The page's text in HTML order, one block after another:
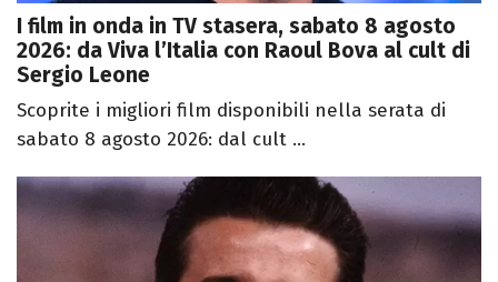
I film in onda in TV stasera, sabato 8 agosto
2026: da Viva l’Italia con Raoul Bova al cult di
Sergio Leone
Scoprite i migliori film disponibili nella serata di
sabato 8 agosto 2026: dal cult ...